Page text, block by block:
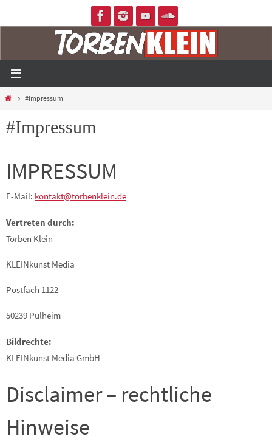
Inhalt
Home#Impressum
#Impressum
IMPRESSUM
E-Mail: kontakt@torbenklein.de
Vertreten durch:
Torben Klein
KLEINkunst Media
Postfach 1122
50239 Pulheim
Bildrechte:
KLEINkunst Media GmbH
Disclaimer – rechtliche
Hinweise